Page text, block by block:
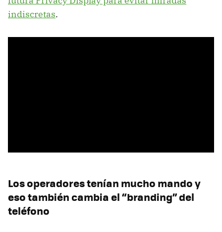
indiscretas.
Los operadores tenían mucho mando y
eso también cambia el “branding” del
teléfono